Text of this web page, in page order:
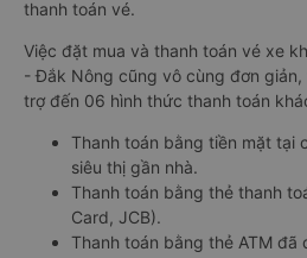
thanh toán vé.
Việc đặt mua và thanh toán vé xe
- Đắk Nông cũng vô cùng đơn giản,
trợ đến 06 hình thức thanh toán
Thanh toán bằng tiền mặt tại
siêu thị gần nhà.
Thanh toán bằng thẻ thanh
Card, JCB).
Thanh toán bằng thẻ ATM